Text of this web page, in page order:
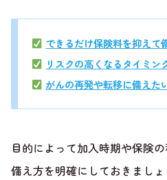
できるだけ保険料を抑えて
リスクの高くなるタイミン
がんの再発や転移に備えた
目的によって加入時期や保険
備え方を明確にしておきましょ